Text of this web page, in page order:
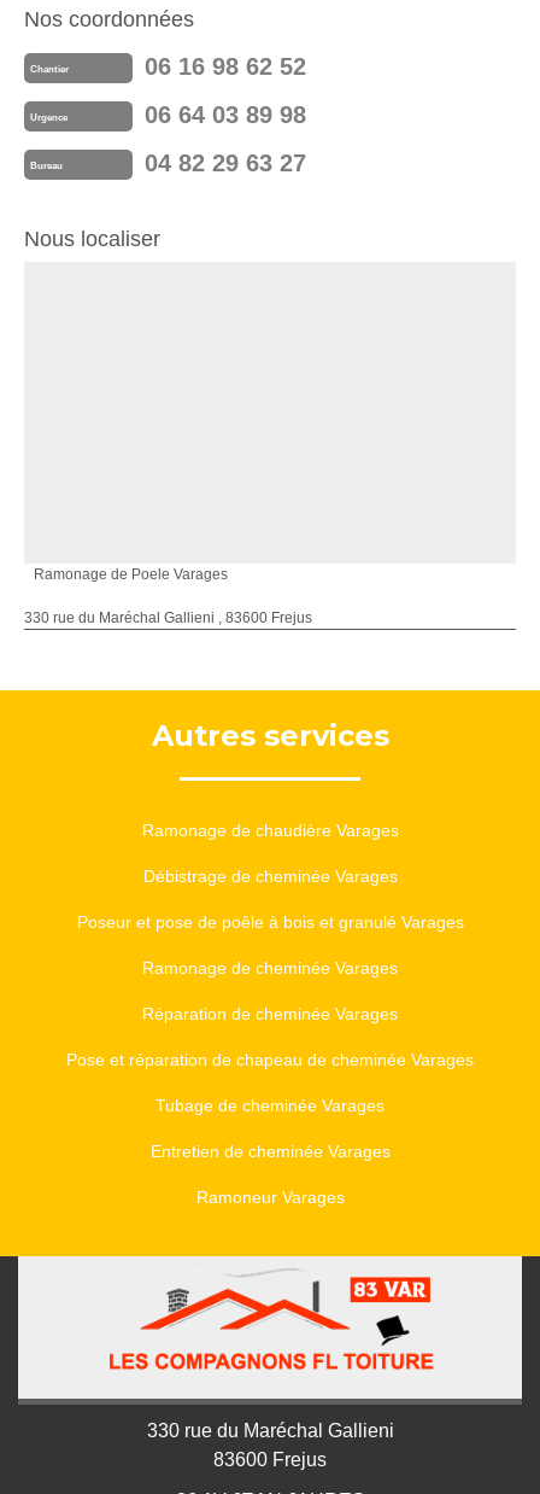
Nos coordonnées
Chantier 06 16 98 62 52
Urgence 06 64 03 89 98
Bureau 04 82 29 63 27
Nous localiser
Ramonage de Poele Varages
330 rue du Maréchal Gallieni , 83600 Frejus
Autres services
Ramonage de chaudière Varages
Débistrage de cheminée Varages
Poseur et pose de poêle à bois et granulé Varages
Ramonage de cheminée Varages
Réparation de cheminée Varages
Pose et réparation de chapeau de cheminée Varages
Tubage de cheminée Varages
Entretien de cheminée Varages
Ramoneur Varages
330 rue du Maréchal Gallieni
83600 Frejus